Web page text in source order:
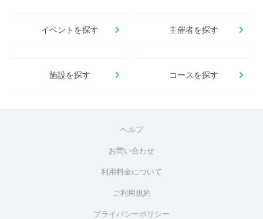
イベントを探す 主催者を探す
施設を探す コースを探す
ヘルプ
お問い合わせ
利用料金について
ご利用規約
プライバシーポリシー